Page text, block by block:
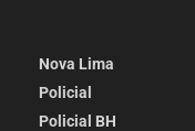
Nova Lima
Policial
Policial BH